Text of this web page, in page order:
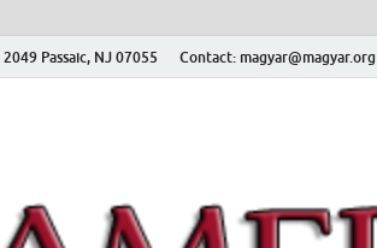
2049 Passaic, NJ 07055 Contact: magyar@magyar.org